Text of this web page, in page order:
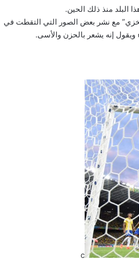
مع نشر بعض الصور التي التقطت في
ويقول إنه يشعر بالحزن والأسى.
c